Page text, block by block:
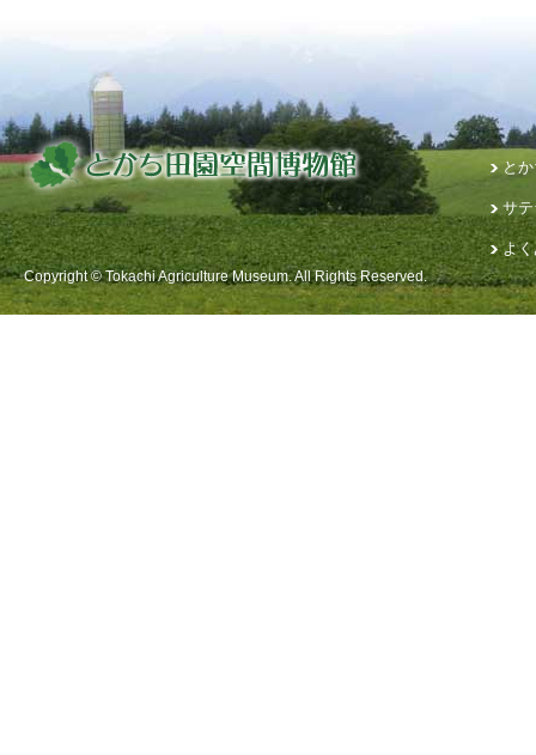
と
サ
よ
Copyright © Tokachi Agriculture Museum. All Rights Reserved.